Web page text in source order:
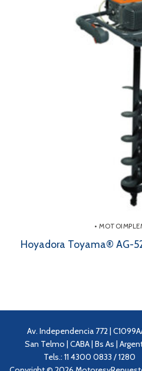
•
Hoyadora Toyama® AG-52
Av. Independencia 772 |
San Telmo | CABA | Bs As |
Tels.: 11 4300 0833 / 1280